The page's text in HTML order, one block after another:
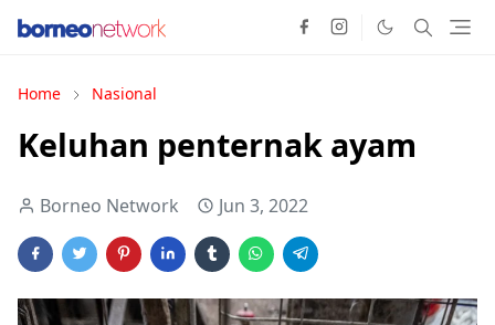
Home Nasional
Keluhan penternak ayam
Borneo Network Jun 3, 2022